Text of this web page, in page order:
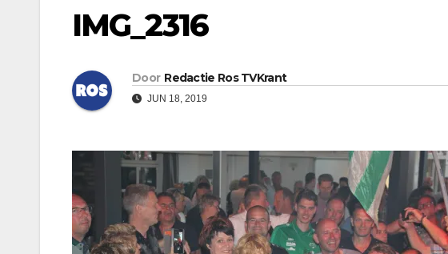
IMG_2316
Door Redactie Ros TVKrant
JUN 18, 2019